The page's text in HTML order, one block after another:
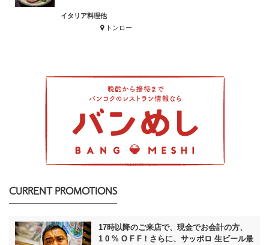
イタリア料理他
トンロー
CURRENT PROMOTIONS
17時以降のご来店で、現金でお会計の方、
1 0 % O F F！さらに、サッポロ 生ビール最